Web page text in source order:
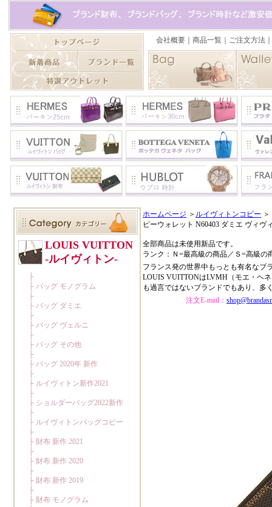
ホームページ ＞ ルイヴィトンコピー ＞
ピーウォレット N60403 ダミエ ヴィヴ
全部商品は未使用新品です。
ランク：Ｎ=最高級の商品／Ｓ=高級の
フランス発の世界中もっとも有名なブ
LOUIS VUITTONはLVMH（モエ・ヘ
も過言ではないブランドでもあり、多
注文E-mail：